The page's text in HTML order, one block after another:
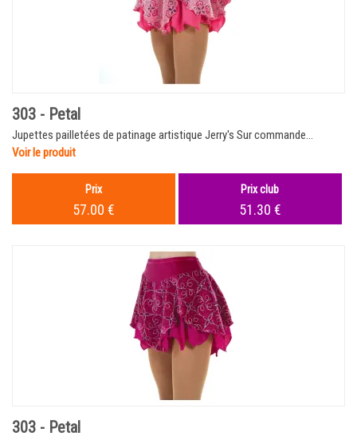
303 - Petal
Jupettes pailletées de patinage artistique Jerry's Sur commande...
Voir le produit
Prix
57.00 €
Prix club
51.30 €
303 - Petal